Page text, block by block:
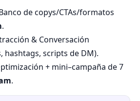
de copys/CTAs/formatos
.
& Conversación
hashtags, scripts de DM).
+ mini–campaña de 7
.